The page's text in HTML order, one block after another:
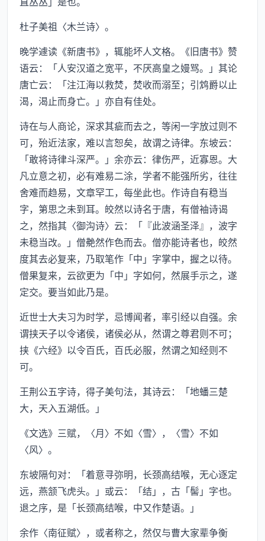
杜子美祖〈木兰诗〉。
晚学遽读《新唐书》，辄能坏人文格。《旧唐书》赞
语云：「人安汉道之宽平，不厌高皇之嫚骂。」其论
唐亡云：「注江海以救焚，焚收而溺至；引鸩爵以止
渴，渴止而身亡。」亦自有佳处。
诗在与人商论，深求其疵而去之，等闲一字放过则不
可，殆近法家，难以言恕矣，故谓之诗律。东坡云：
「敢将诗律斗深严。」余亦云：律伤严，近寡恩。大
凡立意之初，必有难易二涂，学者不能强所劣，往往
舍难而趋易，文章罕工，每坐此也。作诗自有稳当
字，第思之未到耳。皎然以诗名于唐，有僧袖诗谒
之，然指其〈御沟诗〉云：「『此波涵圣泽』，波字
未稳当改。」僧艴然作色而去。僧亦能诗者也，皎然
度其去必复来，乃取笔作「中」字掌中，握之以待。
僧果复来，云欲更为「中」字如何，然展手示之，遂
定交。要当如此乃是。
近世士大夫习为时学，忌博闻者，率引经以自强。余
谓挟天子以令诸侯，诸侯必从，然谓之尊君则不可；
挟《六经》以令百氏，百氏必服，然谓之知经则不
可。
王荆公五字诗，得子美句法，其诗云：「地蟠三楚
大，天入五湖低。」
《文选》三赋，〈月〉不如〈雪〉，〈雪〉不如
〈风〉。
东坡隔句对：「着意寻弥明，长颈高结喉，无心逐定
远，燕颔飞虎头。」或云：「结」，古「髻」字也。
退之序，是「长颈高结喉，中又作楚语。」
余作〈南征赋〉，或者称之，然仅与曹大家辈争衡